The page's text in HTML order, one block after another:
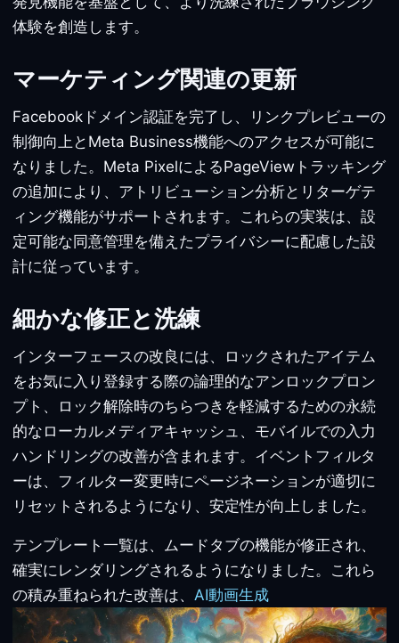
体験を創造します。
マーケティング関連の更新
Facebookドメイン認証を完了し、リンクプレビューの
制御向上とMeta Business機能へのアクセスが可能に
なりました。Meta PixelによるPageViewトラッキング
の追加により、アトリビューション分析とリターゲテ
ィング機能がサポートされます。これらの実装は、設
定可能な同意管理を備えたプライバシーに配慮した設
計に従っています。
細かな修正と洗練
インターフェースの改良には、ロックされたアイテム
をお気に入り登録する際の論理的なアンロックプロン
プト、ロック解除時のちらつきを軽減するための永続
的なローカルメディアキャッシュ、モバイルでの入力
ハンドリングの改善が含まれます。イベントフィルタ
ーは、フィルター変更時にページネーションが適切に
リセットされるようになり、安定性が向上しました。
テンプレート一覧は、ムードタブの機能が修正され、
確実にレンダリングされるようになりました。これら
の積み重ねられた改善は、 AI動画生成